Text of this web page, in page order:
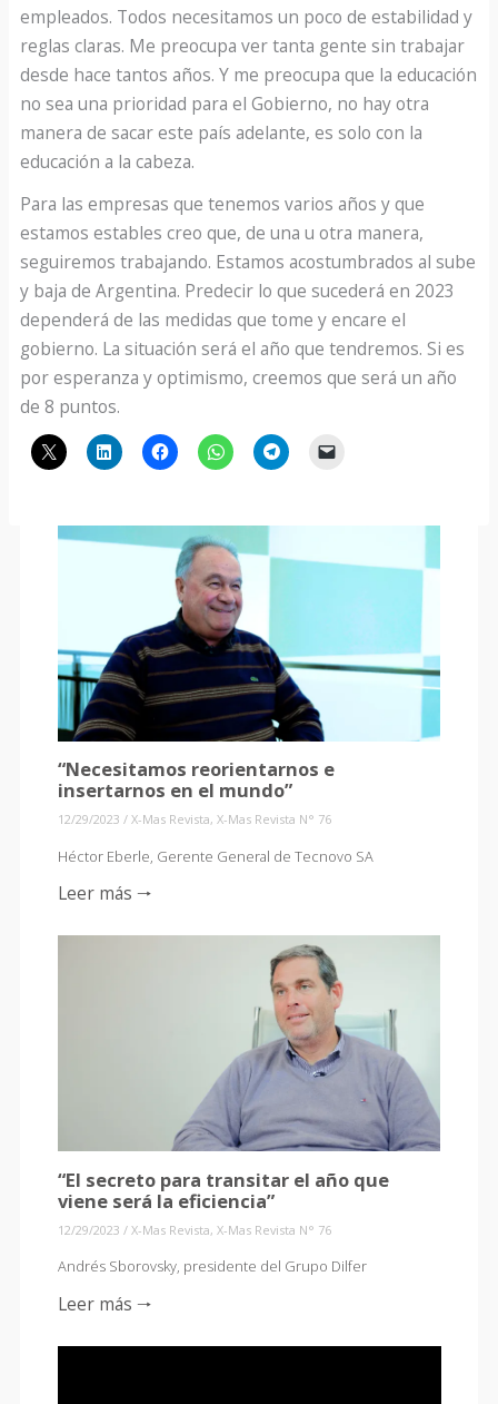
empleados. Todos necesitamos un poco de estabilidad y
reglas claras. Me preocupa ver tanta gente sin trabajar
desde hace tantos años. Y me preocupa que la educación
no sea una prioridad para el Gobierno, no hay otra
manera de sacar este país adelante, es solo con la
educación a la cabeza.
Para las empresas que tenemos varios años y que
estamos estables creo que, de una u otra manera,
seguiremos trabajando. Estamos acostumbrados al sube
y baja de Argentina. Predecir lo que sucederá en 2023
dependerá de las medidas que tome y encare el
gobierno. La situación será el año que tendremos. Si es
por esperanza y optimismo, creemos que será un año
de 8 puntos.
“Necesitamos reorientarnos e
insertarnos en el mundo”
12/29/2023 / X-Mas Revista, X-Mas Revista N° 76
Héctor Eberle, Gerente General de Tecnovo SA
Leer más 🠒
“El secreto para transitar el año que
viene será la eficiencia”
12/29/2023 / X-Mas Revista, X-Mas Revista N° 76
Andrés Sborovsky, presidente del Grupo Dilfer
Leer más 🠒